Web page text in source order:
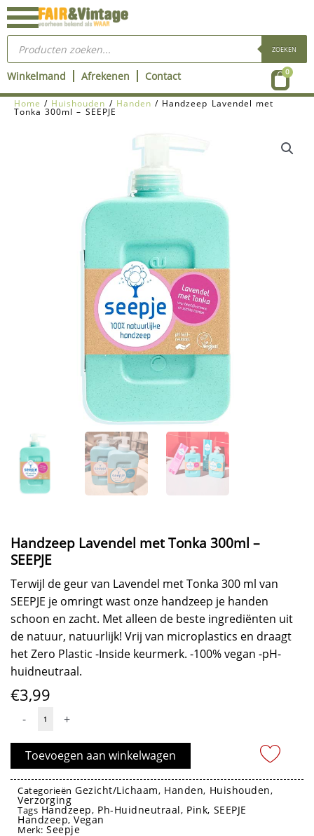
Ga
naar
inhoud
Producten
zoeken ZOEKEN
Winkelmand Afrekenen Contact 0
Home / Huishouden / Handen / Handzeep Lavendel met
Tonka 300ml – SEEPJE
Handzeep Lavendel met Tonka 300ml –
SEEPJE
Terwijl de geur van Lavendel met Tonka 300 ml van
SEEPJE je omringt wast onze handzeep je handen
schoon en zacht. Met alleen de beste ingrediënten uit
de natuur, natuurlijk! Vrij van microplastics en draagt
het Zero Plastic -Inside keurmerk. -100% vegan -pH-
huidneutraal.
€3,99
-
Handzeep
met
Tonka
300ml
SEEPJE
+
Toevoegen aan winkelwagen
Categorieën Gezicht/Lichaam, Handen, Huishouden,
Verzorging
Tags Handzeep, Ph-Huidneutraal, Pink, SEEPJE
Handzeep,Vegan
Merk:Seepje